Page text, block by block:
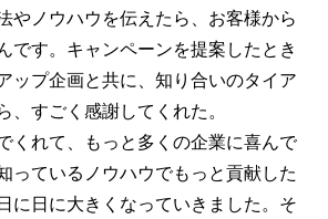
やノウハウを伝えたら、お客様から
です。キャンペーンを提案したとき
ップ企画と共に、知り合いのタイア
、すごく感謝してくれた。
くれて、もっと多くの企業に喜んで
っているノウハウでもっと貢献した
に日に大きくなっていきました。そ